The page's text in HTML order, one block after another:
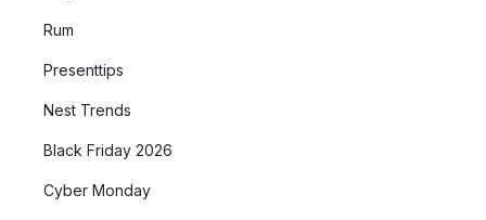
Rum
Presenttips
Nest Trends
Black Friday 2026
Cyber Monday